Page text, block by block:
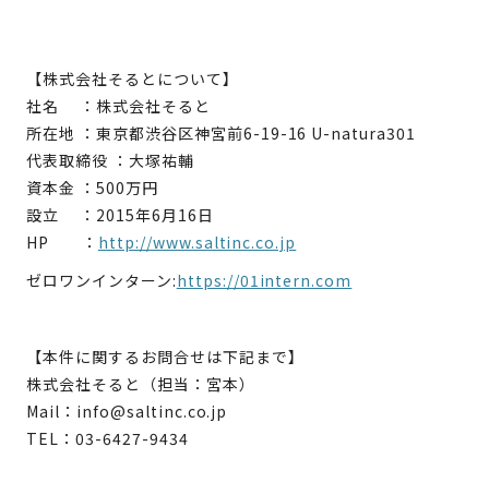
【株式会社そるとについて】
社名 ：株式会社そると
所在地 ：東京都渋谷区神宮前6-19-16 U-natura301
代表取締役 ：大塚祐輔
資本金 ：500万円
設立 ：2015年6月16日
HP ： http://www.saltinc.co.jp
ゼロワンインターン:https://01intern.com
【本件に関するお問合せは下記まで】
株式会社そると（担当：宮本）
Mail：info@saltinc.co.jp
TEL：03-6427-9434